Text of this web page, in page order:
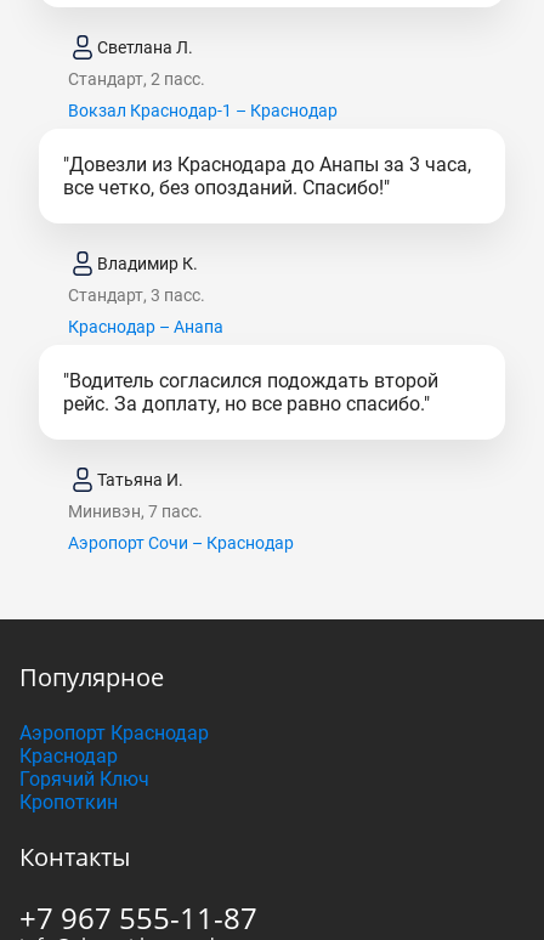
Светлана Л.
Стандарт, 2 пасс.
Вокзал Краснодар-1 – Краснодар
"Довезли из Краснодара до Анапы за 3 часа,
все четко, без опозданий. Спасибо!"
Владимир К.
Стандарт, 3 пасс.
Краснодар – Анапа
"Водитель согласился подождать второй
рейс. За доплату, но все равно спасибо."
Татьяна И.
Минивэн, 7 пасс.
Аэропорт Сочи – Краснодар
Популярное
Аэропорт Краснодар
Краснодар
Горячий Ключ
Кропоткин
Контакты
+7 967 555-11-87